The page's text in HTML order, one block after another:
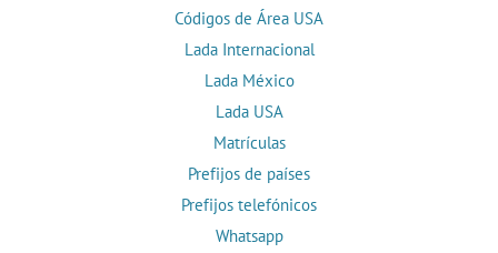
Códigos de Área USA
Lada Internacional
Lada México
Lada USA
Matrículas
Prefijos de países
Prefijos telefónicos
Whatsapp